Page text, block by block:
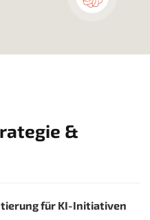
&
für KI-Initiativen